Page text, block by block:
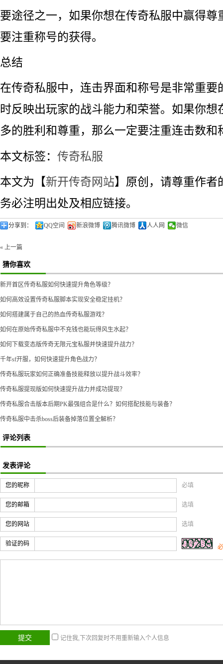
要途径之一，如果你想在传奇私服中赢得尊
要注重称号的获得。
总结
在传奇私服中，连击界面和称号是非常重要
时反映出玩家的战斗能力和荣誉。如果你想
多的胜利和尊重，那么一定要注重连击数和
本文标签： 传奇私服
本文为【新开传奇网站】原创，请尊重作者
务必注明出处及相应链接。
分享到： QQ空间 新浪微博 腾讯微博 人人网 微信
« 上一篇
猜你喜欢
新开首区传奇私服如何快速提升角色等级？
如何高效设置传奇私服脚本实现安全稳定挂机？
如何搭建属于自己的热血传奇私服游戏？
如何在原始传奇私服中不充钱也能玩得风生水起？
如何下载变态版传奇无限元宝私服并快速提升战力？
千年sf开服，如何快速提升角色战力？
传奇私服玩家如何正确准备技能释放以提升战斗效率？
传奇私服提现版如何快速提升战力并成功提现？
传奇私服合击版本后期PK最强组合是什么？如何搭配技能与装备？
传奇私服中击杀boss后装备掉落位置全解析？
评论列表
发表评论
您的昵称 必填
您的邮箱 选填
您的网站 选填
验证的码
记住我,下次回复时不用重新输入个人信息